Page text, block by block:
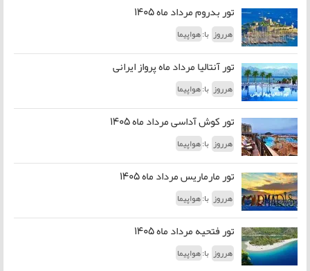
تور بدروم مرداد ماه 1405
هرروز با:هواپیما
تور آنتالیا مرداد ماه پرواز ایرانی
هرروز با:هواپیما
تور کوش آداسی مرداد ماه 1405
هرروز با:هواپیما
تور مارماریس مرداد ماه 1405
هرروز با:هواپیما
تور فتحیه مرداد ماه 1405
هرروز با:هواپیما